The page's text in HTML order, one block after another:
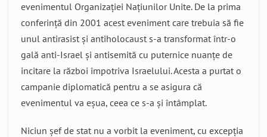
evenimentul Organizației Națiunilor Unite. De la prima
conferință din 2001 acest eveniment care trebuia să fie
unul antirasist și antiholocaust s-a transformat într-o
gală anti-Israel și antisemită cu puternice nuanțe de
incitare la război împotriva Israelului. Acesta a purtat o
campanie diplomatică pentru a se asigura că
evenimentul va eșua, ceea ce s-a și întâmplat.
Niciun șef de stat nu a vorbit la eveniment, cu excepția